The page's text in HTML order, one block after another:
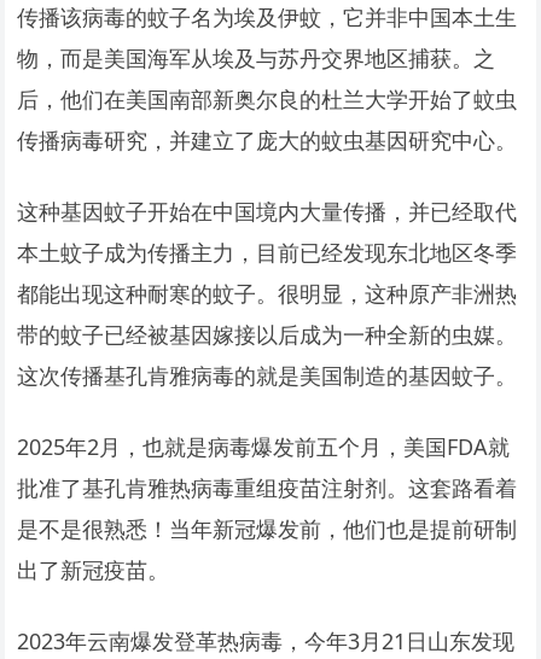
传播该病毒的蚊子名为埃及伊蚊，它并非中国本土生
物，而是美国海军从埃及与苏丹交界地区捕获。之
后，他们在美国南部新奥尔良的杜兰大学开始了蚊虫
传播病毒研究，并建立了庞大的蚊虫基因研究中心。
这种基因蚊子开始在中国境内大量传播，并已经取代
本土蚊子成为传播主力，目前已经发现东北地区冬季
都能出现这种耐寒的蚊子。很明显，这种原产非洲热
带的蚊子已经被基因嫁接以后成为一种全新的虫媒。
这次传播基孔肯雅病毒的就是美国制造的基因蚊子。
2025年2月，也就是病毒爆发前五个月，美国FDA就
批准了基孔肯雅热病毒重组疫苗注射剂。这套路看着
是不是很熟悉！当年新冠爆发前，他们也是提前研制
出了新冠疫苗。
2023年云南爆发登革热病毒，今年3月21日山东发现